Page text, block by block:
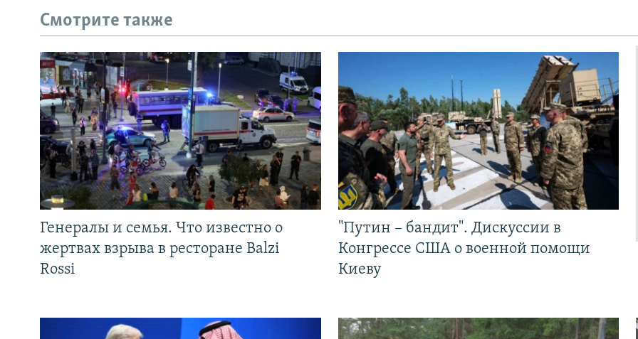
Смотрите также
Генералы и семья. Что известно о
жертвах взрыва в ресторане Balzi
Rossi
"Путин – бандит". Дискуссии в
Конгрессе США о военной помощи
Киеву